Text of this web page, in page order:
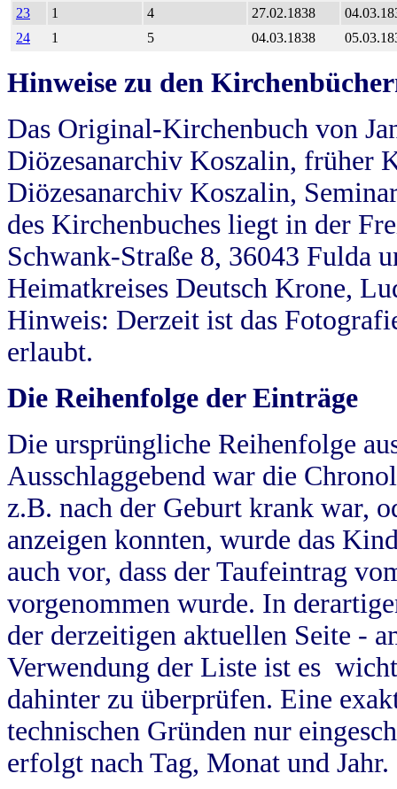
23
1 4 27.02.1838
24
1 5 04.03.1838
Hinweise zu den
Das Original-Kirchenbuch von
Diözesanarchiv Koszalin, früher
Diözesanarchiv Koszalin,
des Kirchenbuches liegt in der
Schwank-Straße 8, 36043 Fulda
Heimatkreises Deutsch Krone,
Hinweis: Derzeit ist das
erlaubt.
Die Reihenfolge der Einträge
Die ursprüngliche Reihenfolge
Ausschlaggebend war die
z.B. nach der Geburt krank war,
anzeigen konnten, wurde das
auch vor, dass der Taufeintrag
vorgenommen wurde. In
der derzeitigen aktuellen Seite -
Verwendung der Liste ist es
dahinter zu überprüfen. Eine
technischen Gründen nur
erfolgt nach Tag, Monat und Jahr.